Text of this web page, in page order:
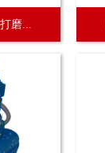
磨...